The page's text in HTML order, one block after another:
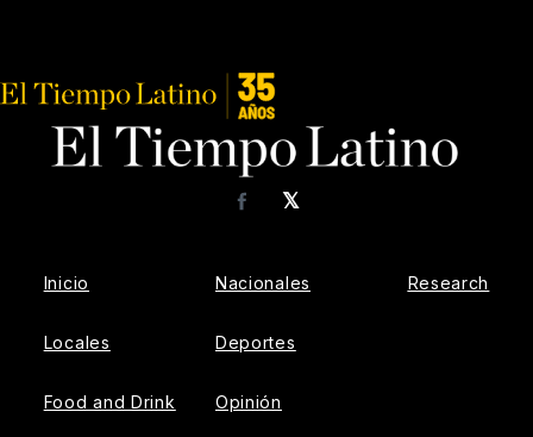
𝕏
Facebook
Inicio
Locales
Food and Drink
Nacionales
Deportes
Opinión
Research